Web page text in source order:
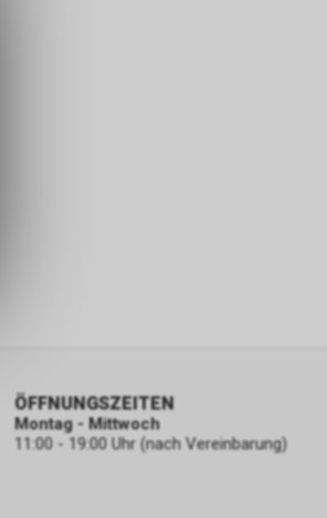
ÖFFNUNGSZEITEN
Montag - Mittwoch
11:00 - 19:00 Uhr (nach Vereinbarung)